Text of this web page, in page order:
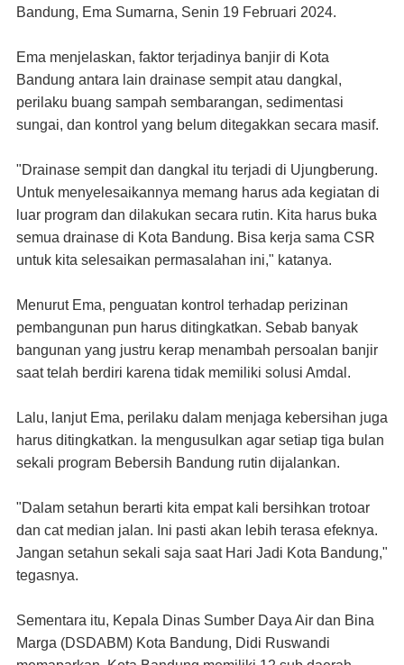
Bandung, Ema Sumarna, Senin 19 Februari 2024.
Ema menjelaskan, faktor terjadinya banjir di Kota
Bandung antara lain drainase sempit atau dangkal,
perilaku buang sampah sembarangan, sedimentasi
sungai, dan kontrol yang belum ditegakkan secara masif.
"Drainase sempit dan dangkal itu terjadi di Ujungberung.
Untuk menyelesaikannya memang harus ada kegiatan di
luar program dan dilakukan secara rutin. Kita harus buka
semua drainase di Kota Bandung. Bisa kerja sama CSR
untuk kita selesaikan permasalahan ini," katanya.
Menurut Ema, penguatan kontrol terhadap perizinan
pembangunan pun harus ditingkatkan. Sebab banyak
bangunan yang justru kerap menambah persoalan banjir
saat telah berdiri karena tidak memiliki solusi Amdal.
Lalu, lanjut Ema, perilaku dalam menjaga kebersihan juga
harus ditingkatkan. Ia mengusulkan agar setiap tiga bulan
sekali program Bebersih Bandung rutin dijalankan.
"Dalam setahun berarti kita empat kali bersihkan trotoar
dan cat median jalan. Ini pasti akan lebih terasa efeknya.
Jangan setahun sekali saja saat Hari Jadi Kota Bandung,"
tegasnya.
Sementara itu, Kepala Dinas Sumber Daya Air dan Bina
Marga (DSDABM) Kota Bandung, Didi Ruswandi